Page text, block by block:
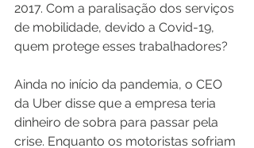
2017. Com a paralisação dos serviços
de mobilidade, devido a Covid-19,
quem protege esses trabalhadores?
Ainda no início da pandemia, o CEO
da Uber disse que a empresa teria
dinheiro de sobra para passar pela
crise. Enquanto os motoristas sofriam